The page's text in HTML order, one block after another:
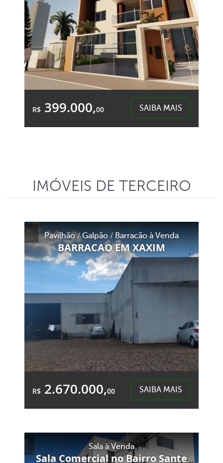
R$ 399.000,00 SAIBA MAIS
Desbravador - Chapecó
IMÓVEIS DE TERCEIRO
Pavilhão / Galpão / Barracão à Venda
BARRACAO EM XAXIM
R$ 2.670.000,00 SAIBA MAIS
&Accute;rea Total:
4.000,00m²
&Accute;rea
Privativa:
Sala à Venda
Sala Comercial no Bairro Sante